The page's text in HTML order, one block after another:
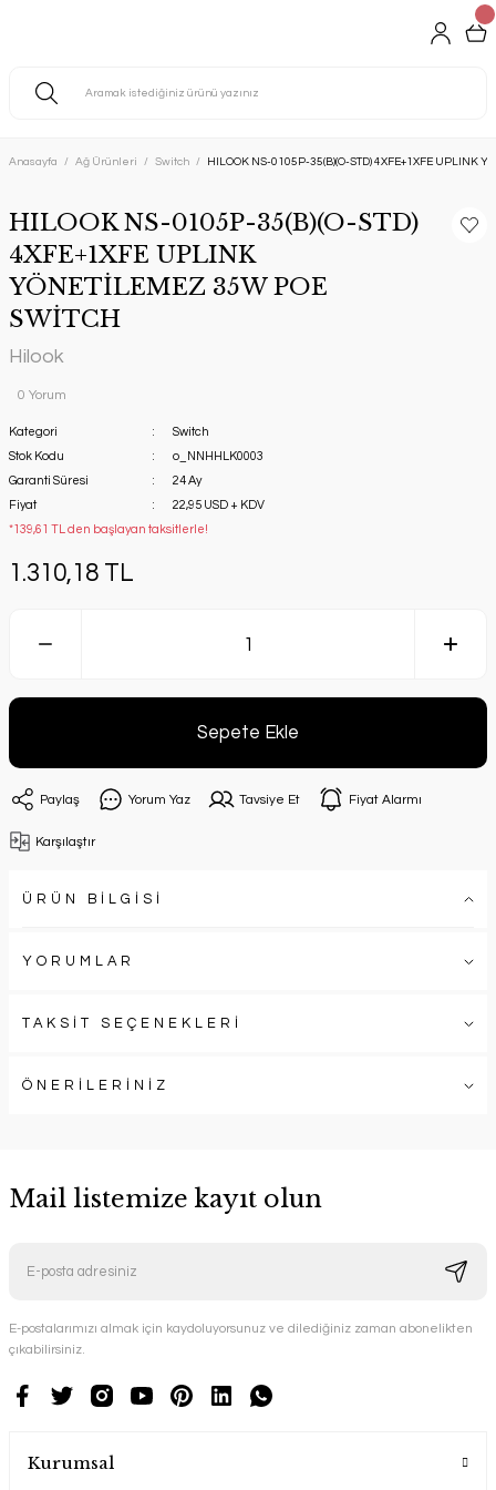
Anasayfa Ağ Ürünleri Switch HILOOK NS-0105P-35(B)(O-STD) 4XFE+1XFE UPLINK
HILOOK NS-0105P-35(B)(O-STD)
4XFE+1XFE UPLINK
YÖNETİLEMEZ 35W POE
SWİTCH
Hilook
0 Yorum
Kategori
Switch
Stok Kodu
o_NNHHLK0003
Garanti Süresi
24 Ay
Fiyat
22,95 USD + KDV
*139,61 TL den başlayan taksitlerle!
1.310,18 TL
Sepete Ekle
Paylaş Yorum Yaz Tavsiye Et Fiyat Alarmı
Karşılaştır
ÜRÜN BİLGİSİ
YORUMLAR
TAKSİT SEÇENEKLERİ
ÖNERİLERİNİZ
Mail listemize kayıt olun
E-postalarımızı almak için kaydoluyorsunuz ve dilediğiniz zaman abonelikten
çıkabilirsiniz.
Kurumsal